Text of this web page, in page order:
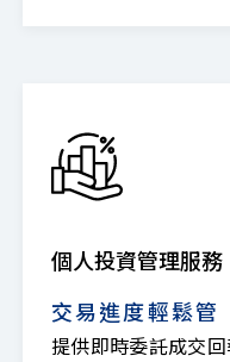
個人投資管理服務
交易進度輕鬆管
提供即時委託成交